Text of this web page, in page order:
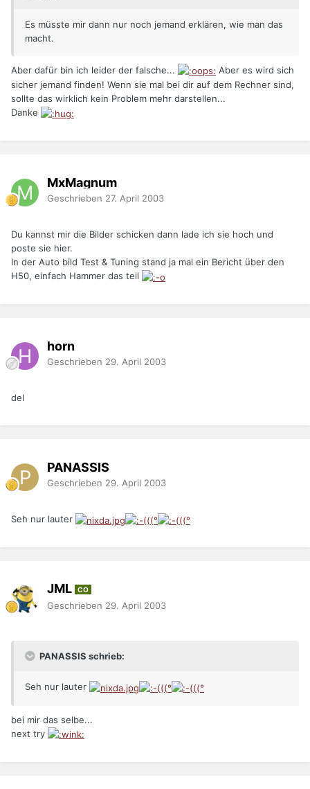
Es müsste mir dann nur noch jemand erklären, wie man das
macht.
Aber dafür bin ich leider der falsche...
Aber es wird sich
sicher jemand finden! Wenn sie mal bei dir auf dem Rechner sind,
sollte das wirklich kein Problem mehr darstellen...
Danke
MxMagnum
Geschrieben 27. April 2003
Du kannst mir die Bilder schicken dann lade ich sie hoch und
poste sie hier.
In der Auto bild Test & Tuning stand ja mal ein Bericht über den
H50, einfach Hammer das teil
horn
Geschrieben 29. April 2003
del
PANASSIS
Geschrieben 29. April 2003
Seh nur lauter
JML CO
Geschrieben 29. April 2003
PANASSIS schrieb:
Seh nur lauter
bei mir das selbe...
next try